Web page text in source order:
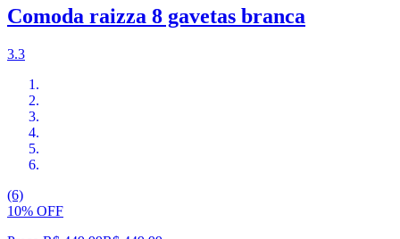
Comoda raizza 8 gavetas branca
3.3
(6)
10% OFF